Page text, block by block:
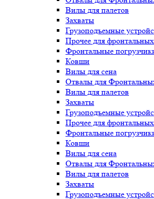
Вилы для палетов
Захваты
Грузоподъемные
Прочее для
Фронтальные
Ковши
Вилы для сена
Отвалы для
Вилы для палетов
Захваты
Грузоподъемные
Прочее для
Фронтальные
Ковши
Вилы для сена
Отвалы для
Вилы для палетов
Захваты
Грузоподъемные